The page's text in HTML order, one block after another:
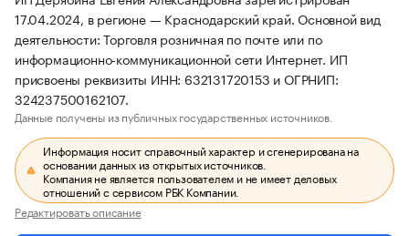
17.04.2024, в регионе — Краснодарский край. Основной вид
деятельности: Торговля розничная по почте или по
информационно-коммуникационной сети Интернет. ИП
присвоены реквизиты ИНН: 632131720153 и ОГРНИП:
324237500162107.
Данные получены из публичных государственных источников.
Информация носит справочный характер и сгенерирована на
основании данных из открытых источников.
Компания не является пользователем и не имеет деловых
отношений с сервисом РБК Компании.
Редактировать описание